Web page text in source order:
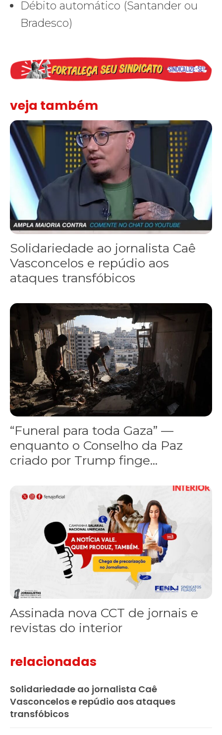
Débito automático (Santander ou
Bradesco)
veja também
Solidariedade ao jornalista Caê Vasconcelos e repúdio aos
Solidariedade ao jornalista Caê
Vasconcelos e repúdio aos
ataques transfóbicos
“Funeral para toda Gaza” — enquanto o Conselho da Paz
“Funeral para toda Gaza” —
enquanto o Conselho da Paz
criado por Trump finge...
Assinada nova CCT de jornais e revistas do interior
Assinada nova CCT de jornais e
revistas do interior
relacionadas
Solidariedade ao jornalista Caê
Vasconcelos e repúdio aos ataques
transfóbicos